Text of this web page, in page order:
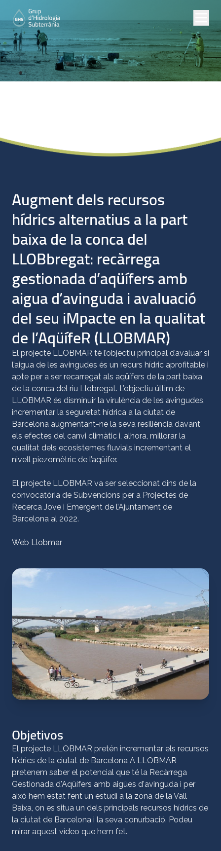
Augment dels recursos
hídrics alternatius a la part
baixa de la conca del
LLOBbregat: recàrrega
gestionada d’aqüífers amb
aigua d’avinguda i avaluació
del seu iMpacte en la qualitat
de l’AqüífeR (LLOBMAR)
El projecte LLOBMAR té l’objectiu principal d’avaluar si
l’aigua de les avingudes és un recurs hídric aprofitable i
apte per a ser recarregat als aqüífers de la part baixa
de la conca del riu Llobregat. L’objectiu últim de
LLOBMAR és disminuir la virulència de les avingudes,
incrementar la seguretat hídrica a la ciutat de
Barcelona augmentant-ne la seva resiliència davant
els efectes del canvi climàtic i, alhora, millorar la
qualitat dels ecosistemes fluvials incrementant el
nivell piezomètric de l’aqüífer.
El projecte LLOBMAR va ser seleccionat dins de la
convocatòria de Subvencions per a Projectes de
Recerca Jove i Emergent de l’Ajuntament de
Barcelona al 2022.
Web Llobmar
Objetivos
El projecte LLOBMAR pretén incrementar els recursos
hídrics de la ciutat de Barcelona A LLOBMAR
pretenem saber el potencial que té la Recàrrega
Gestionada d'Aqüífers amb aigües d'avinguda i per
això hem estat fent un estudi a la zona de la Vall
Baixa, on es situa un dels principals recursos hídrics de
la ciutat de Barcelona i la seva conurbació. Podeu
mirar aquest vídeo que hem fet.